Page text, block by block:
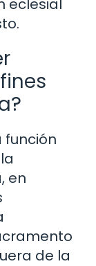
eclesial
función
en
de la